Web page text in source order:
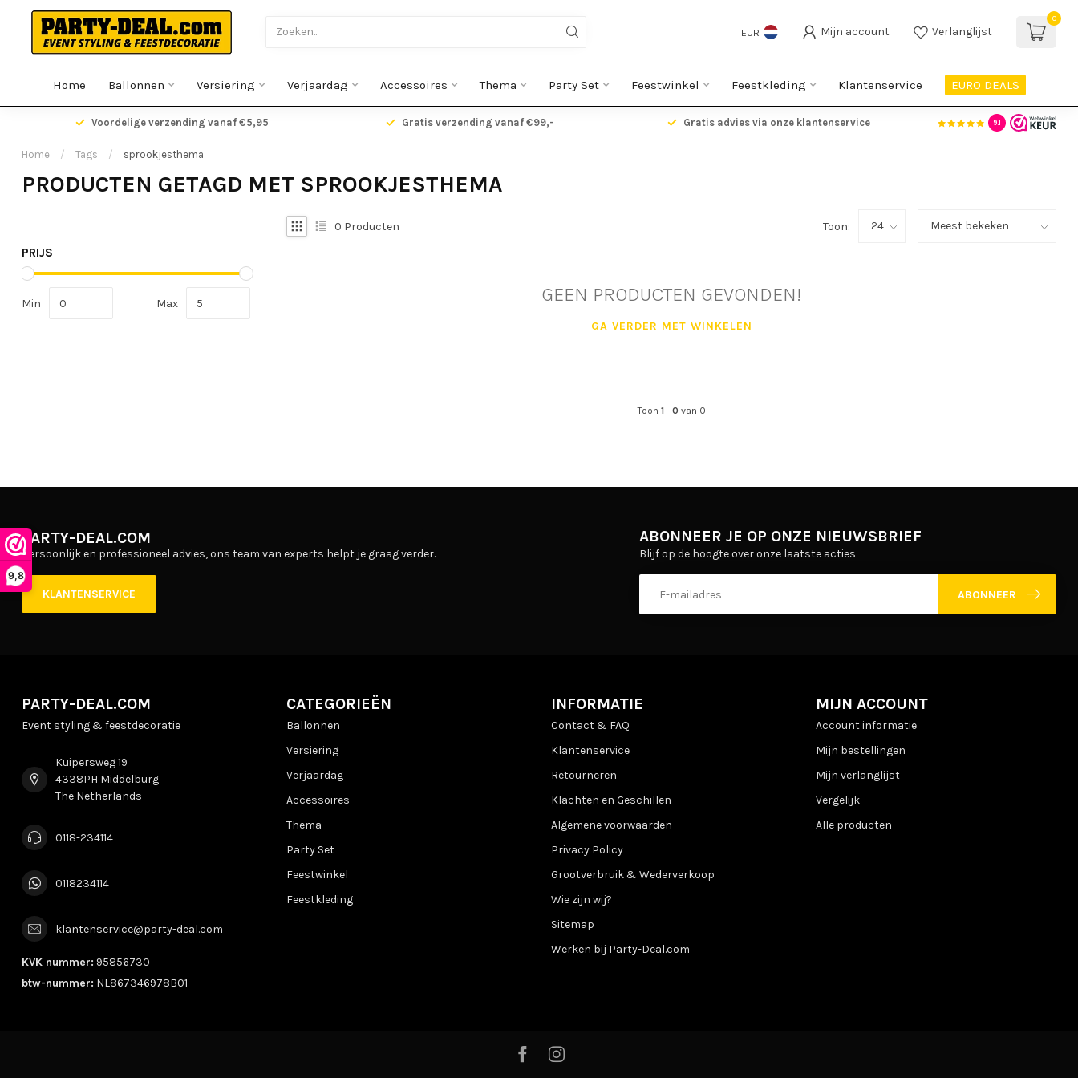
9,8
EUR Mijn account Verlanglijst
0
Home Ballonnen Versiering Verjaardag Accessoires Thema Party Set Feestwinkel Feestkleding Klantenservice EURO DEALS
Voordelige verzending vanaf €5,95 Gratis verzending vanaf €99,- Gratis advies via onze klantenservice 9.1
Home / Tags / sprookjesthema
PRODUCTEN GETAGD MET SPROOKJESTHEMA
PRIJS
Min Max
0 Producten Toon:
GEEN PRODUCTEN GEVONDEN!
GA VERDER MET WINKELEN
Toon 1- 0 van 0
PARTY-DEAL.COM
Persoonlijk en professioneel advies, ons team van experts helpt je graag verder.
KLANTENSERVICE
ABONNEER JE OP ONZE NIEUWSBRIEF
Blijf op de hoogte over onze laatste acties
ABONNEER
PARTY-DEAL.COM
Event styling & feestdecoratie
Kuipersweg 19
4338PH Middelburg
The Netherlands
0118-234114
0118234114
klantenservice@party-deal.com
KVK nummer: 95856730
btw-nummer: NL867346978B01
CATEGORIEËN
Ballonnen
Versiering
Verjaardag
Accessoires
Thema
Party Set
Feestwinkel
Feestkleding
INFORMATIE
Contact & FAQ
Klantenservice
Retourneren
Klachten en Geschillen
Algemene voorwaarden
Privacy Policy
Grootverbruik & Wederverkoop
Wie zijn wij?
Sitemap
Werken bij Party-Deal.com
MIJN ACCOUNT
Account informatie
Mijn bestellingen
Mijn verlanglijst
Vergelijk
Alle producten